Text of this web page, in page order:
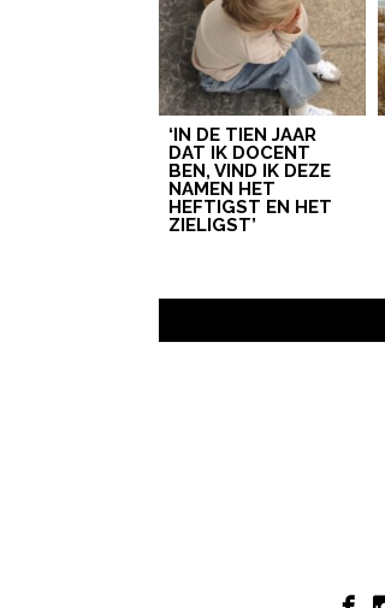
‘IN DE TIEN JAAR
DAT IK DOCENT
BEN, VIND IK DEZE
NAMEN HET
HEFTIGST EN HET
ZIELIGST’